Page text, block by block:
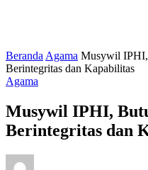
Beranda Agama Musywil IPHI,
Berintegritas dan Kapabilitas
Agama
Musywil IPHI,
Berintegritas dan